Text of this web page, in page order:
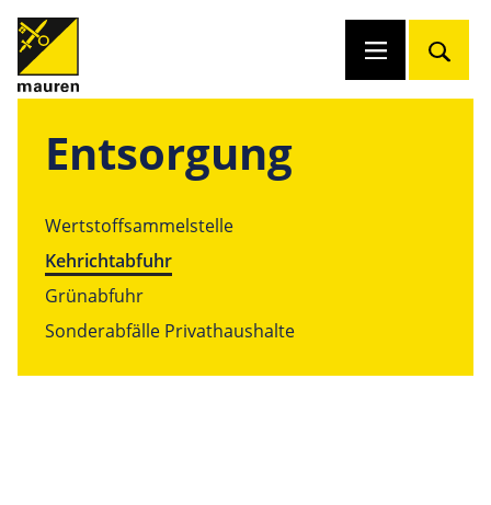
Entsorgung
Wertstoffsammelstelle
Kehrichtabfuhr
Grünabfuhr
Sonderabfälle Privathaushalte